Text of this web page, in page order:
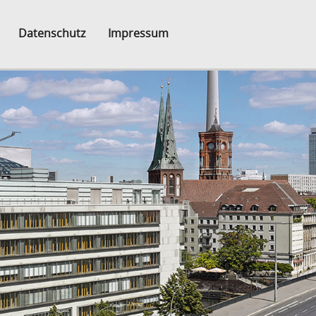
Datenschutz Impressum